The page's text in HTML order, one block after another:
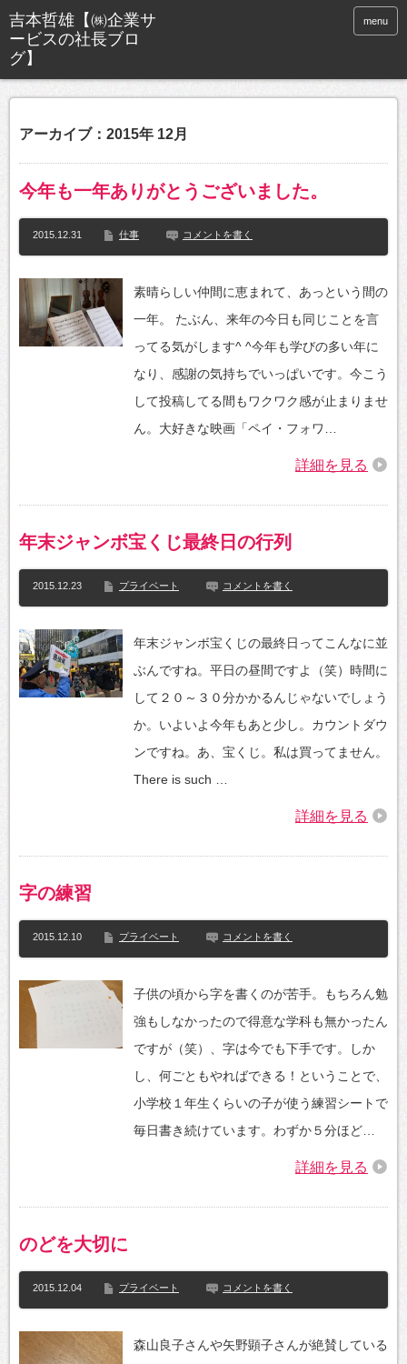
menu
アーカイブ：2015年 12月
今年も一年ありがとうございました。
2015.12.31 仕事 コメントを書く
素晴らしい仲間に恵まれて、あっという間の
一年。 たぶん、来年の今日も同じことを言
ってる気がします^ ^今年も学びの多い年に
なり、感謝の気持ちでいっぱいです。今こう
して投稿してる間もワクワク感が止まりませ
ん。大好きな映画「ペイ・フォワ…
詳細を見る
年末ジャンボ宝くじ最終日の行列
2015.12.23 プライベート コメントを書く
年末ジャンボ宝くじの最終日ってこんなに並
ぶんですね。平日の昼間ですよ（笑）時間に
して２０～３０分かかるんじゃないでしょう
か。いよいよ今年もあと少し。カウントダウ
ンですね。あ、宝くじ。私は買ってません。
There is such …
詳細を見る
字の練習
2015.12.10 プライベート コメントを書く
子供の頃から字を書くのが苦手。もちろん勉
強もしなかったので得意な学科も無かったん
ですが（笑）、字は今でも下手です。しか
し、何ごともやればできる！ということで、
小学校１年生くらいの子が使う練習シートで
毎日書き続けています。わずか５分ほど…
詳細を見る
のどを大切に
2015.12.04 プライベート コメントを書く
森山良子さんや矢野顕子さんが絶賛している